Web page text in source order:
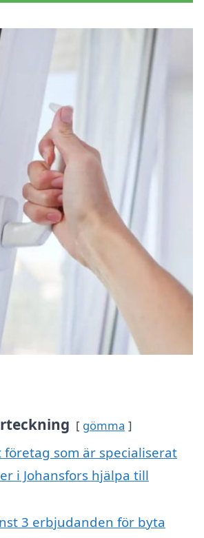
gömma
företag som är specialiserat
i Johansfors hjälpa till
3 erbjudanden för byta